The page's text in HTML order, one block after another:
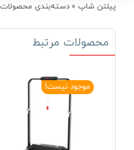
پیلتن شاپ » دسته‌بندی محصولات
محصولات مرتبط
موجود نیست!